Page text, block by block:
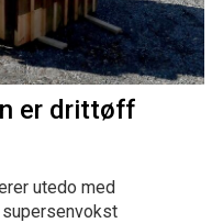
er drittøff
utedo med